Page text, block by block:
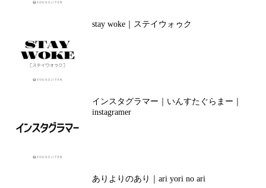
stay woke｜ステイウォゥク
インスタグラマー｜いんすたぐらまー｜
instagramer
ありよりのあり｜ari yori no ari